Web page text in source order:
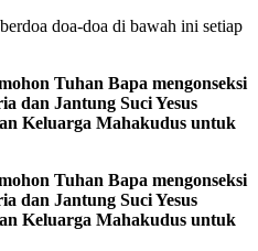
doa-doa di bawah ini setiap
Tuhan Bapa mengonseksi
dan Jantung Suci Yesus
Keluarga Mahakudus untuk
Tuhan Bapa mengonseksi
dan Jantung Suci Yesus
Keluarga Mahakudus untuk